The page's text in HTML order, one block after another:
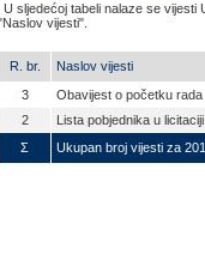
U sljedećoj tabeli nalaze se vijesti
vijesti".
R. br.
Naslov vijesti
3
Obavijest o početku rada
2
Lista pobjednika u
Σ
Ukupan broj vijesti za